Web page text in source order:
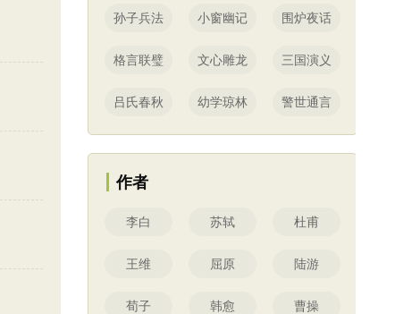
孙子兵法 小窗幽记 围炉夜话
格言联璧 文心雕龙 三国演义
吕氏春秋 幼学琼林 警世通言
作者
李白 苏轼 杜甫
王维 屈原 陆游
荀子 韩愈 曹操